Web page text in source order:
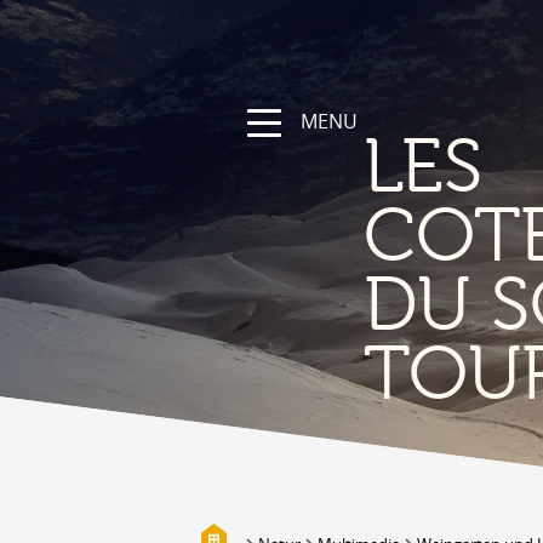
NATUR
Die Region
Wandern und Sportwege
Das Wallis mit Fahrrad und
Mountainbike
Biotope
MENU
LES
DU